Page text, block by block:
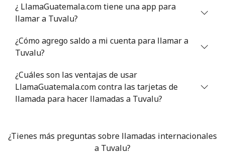
Celular ⁦79.9p⁩
Turkey
Línea fija ⁦3.9p⁩
Celular ⁦24.5p⁩ 40 min por ⁦£10⁩
40 min por ⁦£10⁩
¿ LlamaGuatemala.com tiene una app para
llamar a Tuvalu?
¿Cómo agrego saldo a mi cuenta para llamar a
Tuvalu?
¿Cuáles son las ventajas de usar
LlamaGuatemala.com contra las tarjetas de
llamada para hacer llamadas a Tuvalu?
¿Tienes más preguntas sobre llamadas internacionales
a Tuvalu?